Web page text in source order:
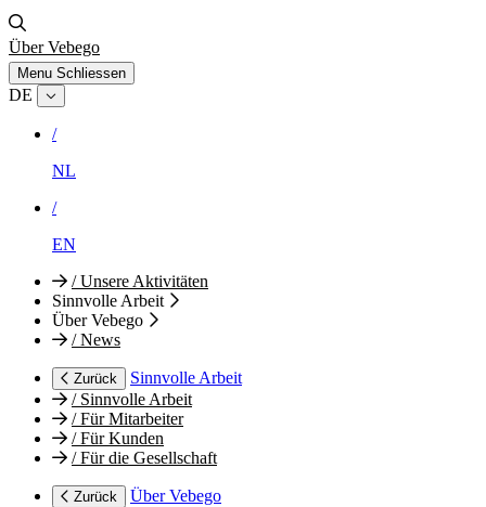
Über Vebego
Menu Schliessen
DE
/
NL
/
EN
/Unsere Aktivitäten
Sinnvolle Arbeit
Über Vebego
/News
Zurück
Sinnvolle Arbeit
/Sinnvolle Arbeit
/Für Mitarbeiter
/Für Kunden
/Für die Gesellschaft
Zurück
Über Vebego